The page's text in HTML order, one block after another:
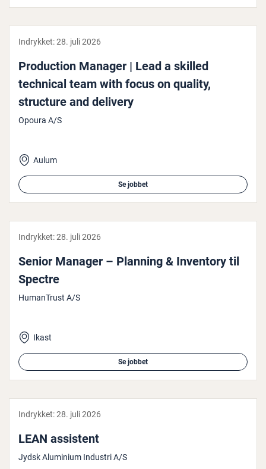
Indrykket:28. juli 2026
Pro­duction Manager | Lead a skilled
technical team with focus on quality,
structure and delivery
Opoura A/S
Aulum
Se jobbet
Indrykket:28. juli 2026
Senior Manager – Planning & Inventory til
Spectre
HumanTrust A/S
Ikast
Se jobbet
Indrykket:28. juli 2026
LEAN assistent
Jydsk Aluminium Industri A/S